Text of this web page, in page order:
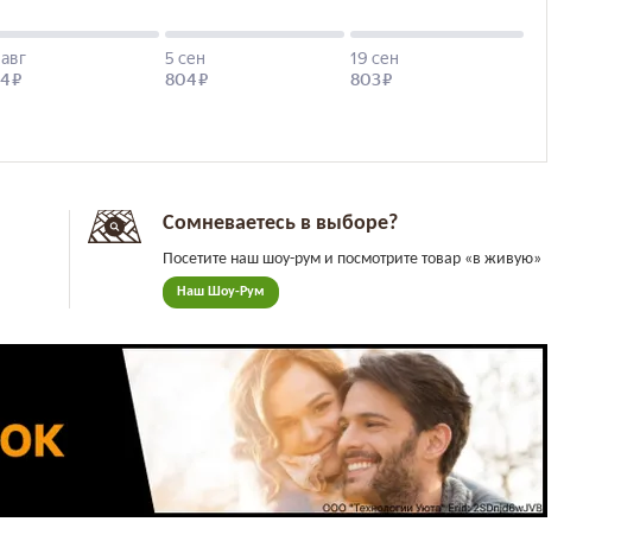
Сомневаетесь в выборе?
Посетите наш шоу-рум и посмотрите товар «в живую»
Наш Шоу-Рум